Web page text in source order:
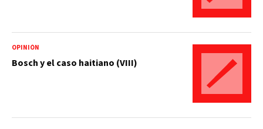
OPINIÓN
Bosch y el caso haitiano (VIII)